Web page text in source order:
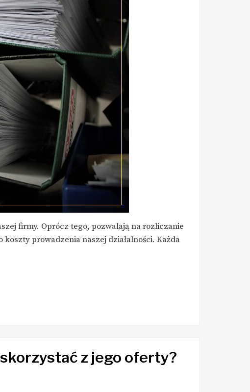
firmy. Oprócz tego, pozwalają na rozliczanie
prowadzenia naszej działalności. Każda
z jego oferty?